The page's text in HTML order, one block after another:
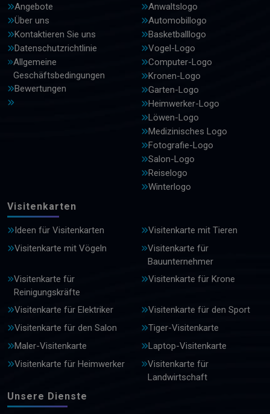
Angebote
Über uns
Kontaktieren Sie uns
Datenschutzrichtlinie
Allgemeine
Geschäftsbedingungen
Bewertungen
Anwaltslogo
Automobillogo
Basketballlogo
Vogel-Logo
Computer-Logo
Kronen-Logo
Garten-Logo
Heimwerker-Logo
Löwen-Logo
Medizinisches Logo
Fotografie-Logo
Salon-Logo
Reiselogo
Winterlogo
Visitenkarten
Ideen für Visitenkarten
Visitenkarte mit Tieren
Visitenkarte mit Vögeln
Visitenkarte für
Bauunternehmer
Visitenkarte für
Reinigungskräfte
Visitenkarte für Krone
Visitenkarte für Elektriker
Visitenkarte für den Sport
Visitenkarte für den Salon
Tiger-Visitenkarte
Maler-Visitenkarte
Laptop-Visitenkarte
Visitenkarte für Heimwerker
Visitenkarte für
Landwirtschaft
Unsere Dienste